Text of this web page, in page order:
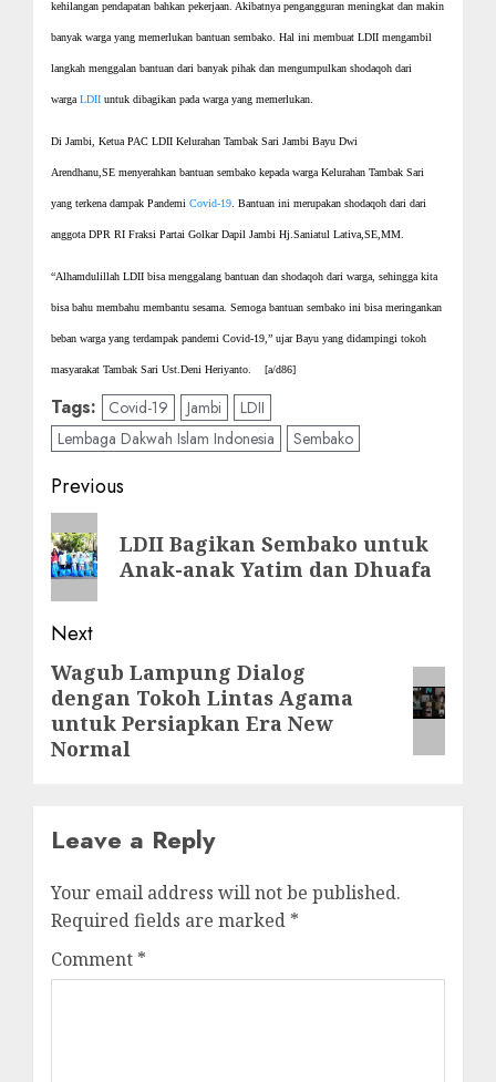
kehilangan pendapatan bahkan pekerjaan. Akibatnya pengangguran meningkat dan makin
banyak warga yang memerlukan bantuan sembako. Hal ini membuat LDII mengambil
langkah menggalan bantuan dari banyak pihak dan mengumpulkan shodaqoh dari
wargaLDII untuk dibagikan pada warga yang memerlukan.
Di Jambi, Ketua PAC LDII Kelurahan Tambak Sari Jambi Bayu Dwi
Arendhanu,SE menyerahkan bantuan sembako kepada warga Kelurahan Tambak Sari
yang terkena dampak Pandemi Covid-19. Bantuan ini merupakan shodaqoh dari dari
anggota DPR RI Fraksi Partai Golkar Dapil Jambi Hj.Saniatul Lativa,SE,MM.
“Alhamdulillah LDII bisa menggalang bantuan dan shodaqoh dari warga, sehingga kita
bisa bahu membahu membantu sesama. Semoga bantuan sembako ini bisa meringankan
beban warga yang terdampak pandemi Covid-19,” ujar Bayu yang didampingi tokoh
masyarakat Tambak Sari Ust.Deni Heriyanto. [a/d86]
Tags: Covid-19 Jambi
LDII
Lembaga Dakwah Islam Indonesia
Sembako
Previous
LDII Bagikan Sembako untuk
Anak-anak Yatim dan Dhuafa
Next
Wagub Lampung Dialog
dengan Tokoh Lintas Agama
untuk Persiapkan Era New
Normal
Leave a Reply
Your email address will not be published.
Required fields are marked *
Comment *